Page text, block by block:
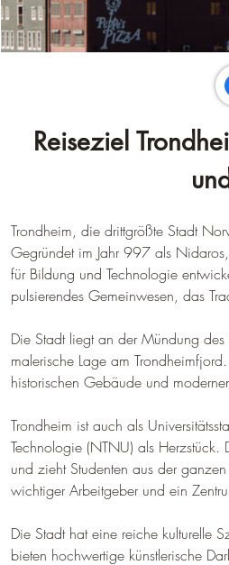
Reiseziel
Trondheim, die drittgrößte Stadt
Gegründet im Jahr 997 als
für Bildung und Technologie
pulsierendes Gemeinwesen, das
Die Stadt liegt an der Mündung
malerische Lage am Trondheimfjord.
historischen Gebäude und
Trondheim ist auch als
Technologie (NTNU) als
und zieht Studenten aus der
wichtiger Arbeitgeber und ein
Die Stadt hat eine reiche kulturelle
bieten hochwertige künstlerische